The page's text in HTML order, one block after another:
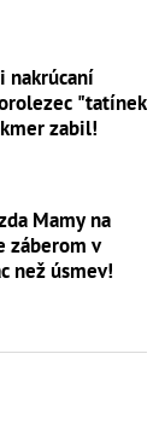
nakrúcaní
"tatínek
zabil!
Mamy na
záberom v
než úsmev!